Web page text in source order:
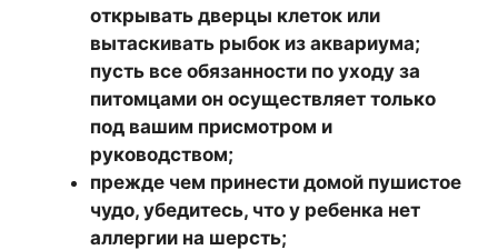
открывать дверцы клеток или
вытаскивать рыбок из аквариума;
пусть все обязанности по уходу за
питомцами он осуществляет только
под вашим присмотром и
руководством;
прежде чем принести домой пушистое
чудо, убедитесь, что у ребенка нет
аллергии на шерсть;